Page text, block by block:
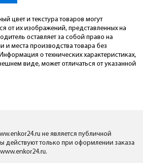
цвет и текстура товаров могут
от их изображений, представленных на
оставляет за собой право на
и места производства товара без
о технических характеристиках,
виде, может отличаться от указанной
не является публичной
действуют только при оформлении заказа